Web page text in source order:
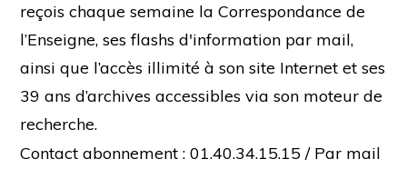
reçois chaque semaine la Correspondance de
l’Enseigne, ses flashs d'information par mail,
ainsi que l’accès illimité à son site Internet et ses
39 ans d’archives accessibles via son moteur de
recherche.
Contact abonnement : 01.40.34.15.15 / Par mail